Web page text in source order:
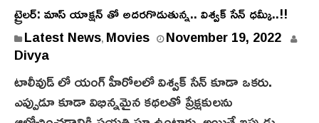
ట్రైలర్: మాస్ యాక్షన్ తో అదరగొడుతున్న.. విశ్వక్ సేన్ ధమ్కీ..!!
Latest News, Movies November 19, 2022
Divya
టాలీవుడ్ లో యంగ్ హీరోలలో విశ్వక్ సేన్ కూడా ఒకరు.
ఎప్పుడూ కూడా విభిన్నమైన కథలతో ప్రేక్షకులను